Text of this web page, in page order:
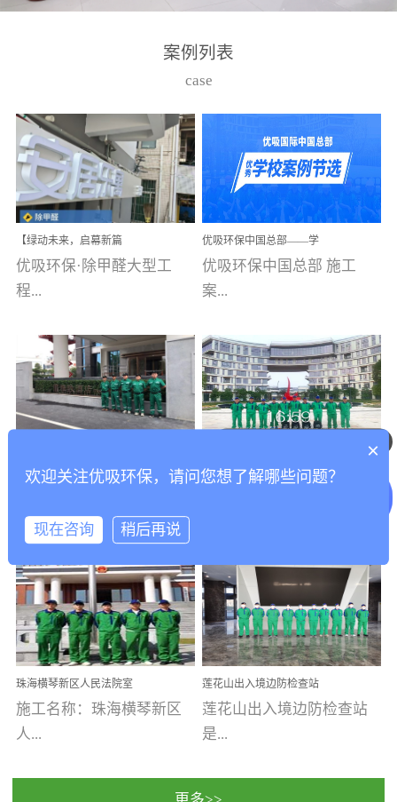
高技能的团队。汇聚了众
取得了多项产品技术专利
和多项国家版权局著作
权，获得高新技术企业称
号。生产优势自主生产自
给自足，优吸公司于2015
在广州番禺区成功建立产
品线生产基地，工厂拥有
自动化生产设备和成熟的
选择源头源材料、严控产
品质量，我们每一批的生
产产品都经过严格的质检
程序；生产车间为优吸总
部和全国分支机构生产光
触媒、净醛王、祛味剂等
求。资质优势团队优势分
支优势优吸环保是一棵正
茁壮成长的树，只要我们
人人都爱护她、珍惜她、
她将越来越枝繁叶茂，终
将会成为一棵参天大树！
优吸环保截止2020年拥有
全国600家网点分支机构。
案例列表
case
【绿动未来，启幕新篇
章】优吸环保中标深圳安
居乐寓，超大型工装室内
空气治理项目顺利启航，
优吸环保·除甲醛大型工
程...
案例【深圳安居乐寓】室
内空气治理项目深圳安居
乐寓 深圳市安居乐寓
优吸环保中国总部——学
校施工案例(节选)
优吸环保中国总部 施工
案...
例(学校工装节选)广州南沙
小学(珠江湾校区)项目地
址：广州市南沙区海滨路
禾...
标杆——优吸环保·标杆之
优吸环保·除甲醛工程案
例...
【东莞美豪雅致酒店】室
内空气治理项目东莞美豪
雅致酒店 东莞美豪雅
致酒店是为中高端人士...
甲醛项目圆满完成
工程案例名称：香港科技
学广州校区室内空气治
理 工程案例地址：广
州南沙区·香港科技大学(广
州)校区 工程案...
珠海横琴新区人民法院室
内除甲醛空气治理项目
施工名称：珠海横琴新区
人...
莲花山出入境边防检查站
室内除甲醛空气治理项目
莲花山出入境边防检查站
是...
×
欢迎关注优吸环保，请问您想了解哪些问题？
现在咨询 稍后再说